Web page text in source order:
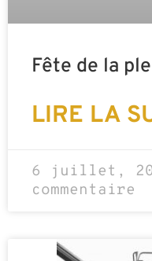
Fête de la
LIRE LA
6 juillet,
commentaire